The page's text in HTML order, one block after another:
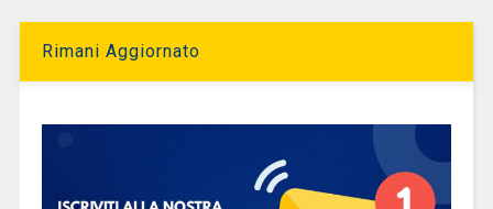
Rimani Aggiornato